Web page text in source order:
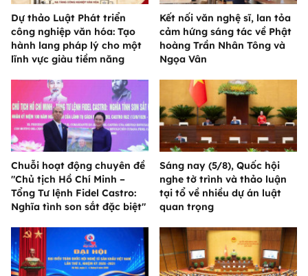
Dự thảo Luật Phát triển
công nghiệp văn hóa: Tạo
hành lang pháp lý cho một
lĩnh vực giàu tiềm năng
Kết nối văn nghệ sĩ, lan tỏa
cảm hứng sáng tác về Phật
hoàng Trần Nhân Tông và
Ngọa Vân
Chuỗi hoạt động chuyên đề
"Chủ tịch Hồ Chí Minh –
Tổng Tư lệnh Fidel Castro:
Nghĩa tình son sắt đặc biệt"
Sáng nay (5/8), Quốc hội
nghe tờ trình và thảo luận
tại tổ về nhiều dự án luật
quan trọng